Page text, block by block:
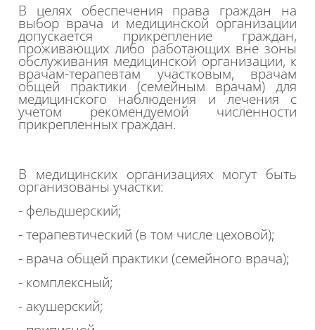
В целях обеспечения права граждан на
выбор врача и медицинской организации
допускается прикрепление граждан,
проживающих либо работающих вне зоны
обслуживания медицинской организации, к
врачам-терапевтам участковым, врачам
общей практики (семейным врачам) для
медицинского наблюдения и лечения с
учетом рекомендуемой численности
прикрепленных граждан.
В медицинских организациях могут быть
организованы участки:
- фельдшерский;
- терапевтический (в том числе цеховой);
- врача общей практики (семейного врача);
- комплексный;
- акушерский;